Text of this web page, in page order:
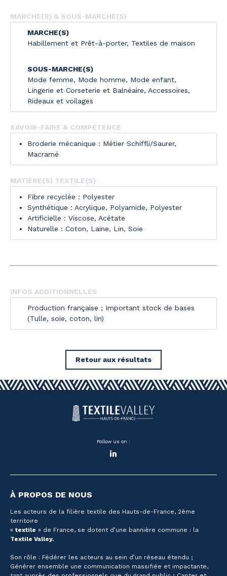
MARCHE(S) & SOUS-MARCHE(S)
MARCHE(S)
Habillement et Prêt-à-porter, Textiles de maison
SOUS-MARCHE(S)
Mode femme, Mode homme, Mode enfant,
Lingerie et Corseterie et Balnéaire, Accessoires,
Rideaux et voilages
SAVOIR-FAIRE & COMPÉTENCE
Broderie mécanique : Métier Schiffli/Saurer,
Macramé
MATIÈRE(S) TEXTILE(S)
Fibre recyclée : Polyester
Synthétique : Acrylique, Polyamide, Polyester
Artificielle : Viscose, Acétate
Naturelle : Coton, Laine, Lin, Soie
INFOS ADDITIONNELLES
Production française ; Important stock de bases
(Tulle, soie, coton, lin)
Retour aux résultats
Follow us on :
À PROPOS DE NOUS
Les acteurs de la filière textile des Hauts-de-France, 2ème
territoire
« textile » de France, se dotent d’une bannière commune : la
Textile Valley.
Son rôle : Fédérer les acteurs au sein d’un réseau étendu ;
Générer ensemble une communication massifiée et impactante,